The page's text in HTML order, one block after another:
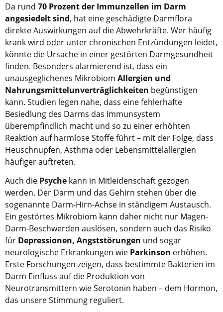
Da rund 70 Prozent der Immunzellen im Darm
angesiedelt sind, hat eine geschädigte Darmflora
direkte Auswirkungen auf die Abwehrkräfte. Wer häufig
krank wird oder unter chronischen Entzündungen leidet,
könnte die Ursache in einer gestörten Darmgesundheit
finden. Besonders alarmierend ist, dass ein
unausgeglichenes Mikrobiom Allergien und
Nahrungsmittelunverträglichkeiten begünstigen
kann. Studien legen nahe, dass eine fehlerhafte
Besiedlung des Darms das Immunsystem
überempfindlich macht und so zu einer erhöhten
Reaktion auf harmlose Stoffe führt – mit der Folge, dass
Heuschnupfen, Asthma oder Lebensmittelallergien
häufiger auftreten.
Auch die Psyche kann in Mitleidenschaft gezogen
werden. Der Darm und das Gehirn stehen über die
sogenannte Darm-Hirn-Achse in ständigem Austausch.
Ein gestörtes Mikrobiom kann daher nicht nur Magen-
Darm-Beschwerden auslösen, sondern auch das Risiko
für Depressionen, Angststörungen und sogar
neurologische Erkrankungen wie Parkinson erhöhen.
Erste Forschungen zeigen, dass bestimmte Bakterien im
Darm Einfluss auf die Produktion von
Neurotransmittern wie Serotonin haben – dem Hormon,
das unsere Stimmung reguliert.